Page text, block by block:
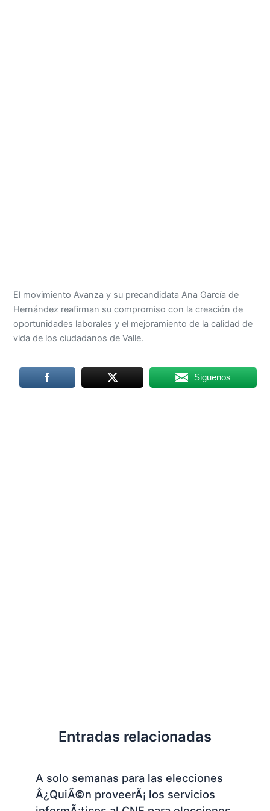
El movimiento Avanza y su precandidata Ana García de
Hernández reafirman su compromiso con la creación de
oportunidades laborales y el mejoramiento de la calidad de
vida de los ciudadanos de Valle.
Siguenos
Entradas relacionadas
A solo semanas para las elecciones
Â¿QuiÃ©n proveerÃ¡ los servicios